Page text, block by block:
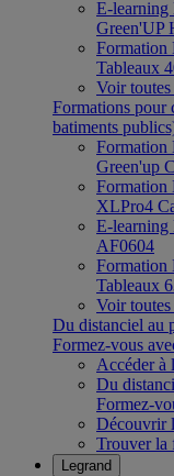
E-learning
Green'UP
Formation
Tableaux
Voir
Formations pour
batiments
Formation
Green'up
Formation
XLPro4
E-learning
AF0604
Formation
Tableaux
Voir
Du distanciel au
Formez-vous
Accéder à
Du
Formez-
Découvrir
Trouver la
Legrand